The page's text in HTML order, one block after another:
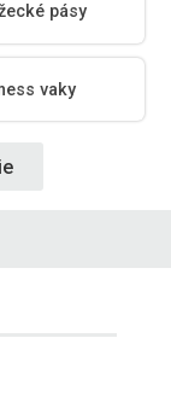
pásy
vaky